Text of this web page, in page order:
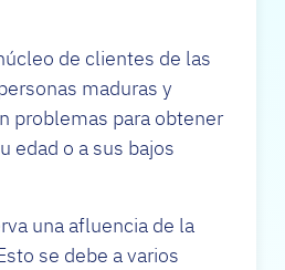
de clientes de las
maduras y
problemas para obtener
edad o a sus bajos
una afluencia de la
se debe a varios